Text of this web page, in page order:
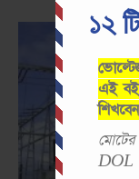
১২
এই
মোটের
DOL